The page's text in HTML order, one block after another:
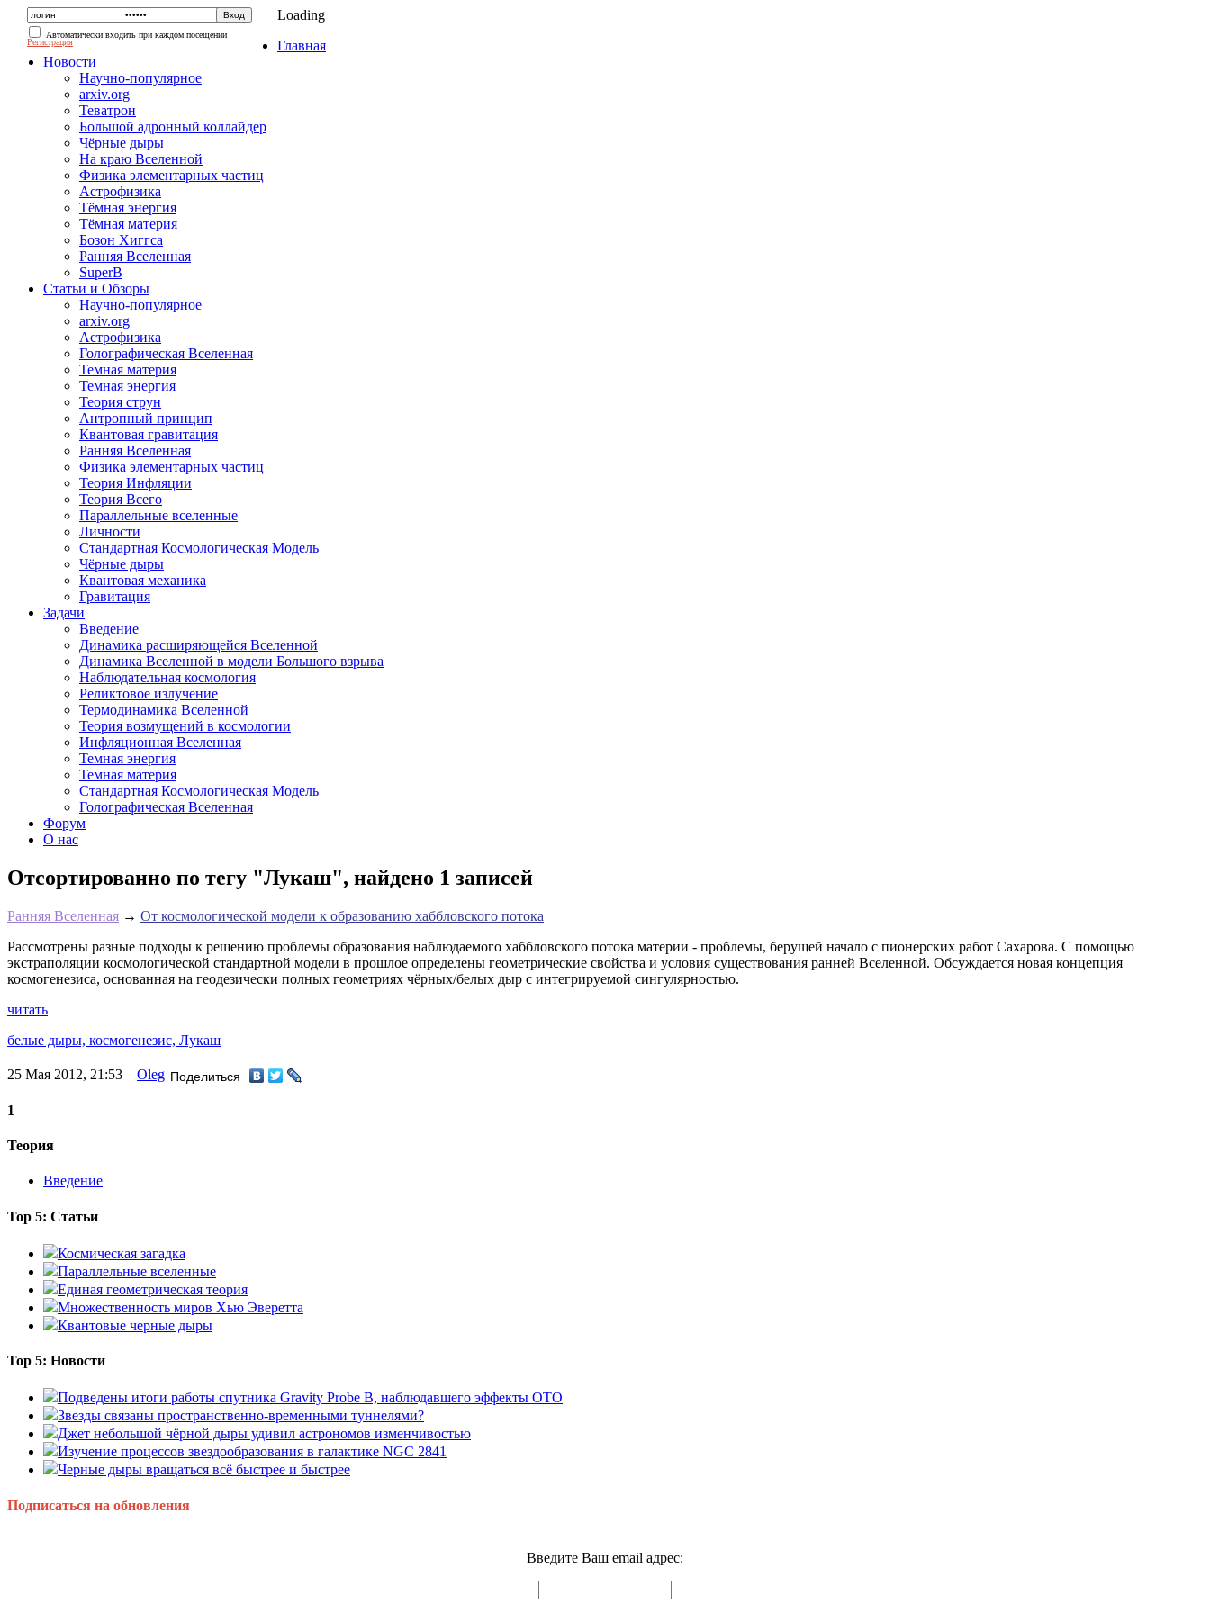
Автоматически входить при каждом посещении
Регистрация
Loading
Главная
Новости
Научно-популярное
arxiv.org
Теватрон
Большой адронный коллайдер
Чёрные дыры
На краю Вселенной
Физика элементарных частиц
Астрофизика
Тёмная энергия
Тёмная материя
Бозон Хиггса
Ранняя Вселенная
SuperB
Статьи и Обзоры
Научно-популярное
arxiv.org
Астрофизика
Голографическая Вселенная
Темная материя
Темная энергия
Теория струн
Антропный принцип
Квантовая гравитация
Ранняя Вселенная
Физика элементарных частиц
Теория Инфляции
Теория Всего
Параллельные вселенные
Личности
Стандартная Космологическая Модель
Чёрные дыры
Квантовая механика
Гравитация
Задачи
Введение
Динамика расширяющейся Вселенной
Динамика Вселенной в модели Большого взрыва
Наблюдательная космология
Реликтовое излучение
Термодинамика Вселенной
Теория возмущений в космологии
Инфляционная Вселенная
Темная энергия
Темная материя
Стандартная Космологическая Модель
Голографическая Вселенная
Форум
О нас
Отсортированно по тегу "Лукаш", найдено 1 записей
Ранняя Вселенная → От космологической модели к образованию хаббловского потока
Рассмотрены разные подходы к решению проблемы образования наблюдаемого хаббловского потока материи - проблемы, берущей начало с пионерских работ Сахарова. С помощью
экстраполяции космологической стандартной модели в прошлое определены геометрические свойства и условия существования ранней Вселенной. Обсуждается новая концепция
космогенезиса, основанная на геодезически полных геометриях чёрных/белых дыр с интегрируемой сингулярностью.
читать
белые дыры, космогенезис, Лукаш
25 Мая 2012, 21:53 Oleg Поделиться
1
Теория
Введение
Top 5: Статьи
Космическая загадка
Параллельные вселенные
Единая геометрическая теория
Множественность миров Хью Эверетта
Квантовые черные дыры
Top 5: Новости
Подведены итоги работы спутника Gravity Probe B, наблюдавшего эффекты ОТО
Звезды связаны пространственно-временными туннелями?
Джет небольшой чёрной дыры удивил астрономов изменчивостью
Изучение процессов звездообразования в галактике NGC 2841
Черные дыры вращаться всё быстрее и быстрее
Подписаться на обновления
Введите Ваш email адрес: